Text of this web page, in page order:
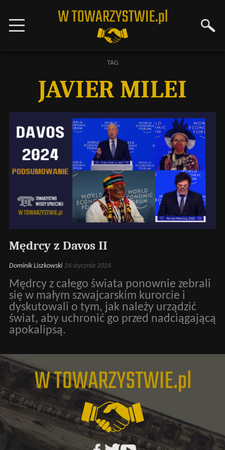
TAG
JAVIER MILEI
Mędrcy z Davos II
Dominik Liszkowski 24 stycznia 2024
Mędrcy z całego świata ponownie zebrali
się w małym szwajcarskim kurorcie i
dyskutowali o tym, jak należy urządzić
świat, aby uchronić go przed nadciągającą
apokalipsą.